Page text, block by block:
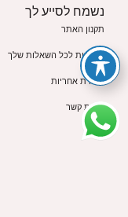
נשמח לסייע לך
תקנון האתר
תשובות לכל השאלות שלך
תעודת אחריות
יצירת קשר